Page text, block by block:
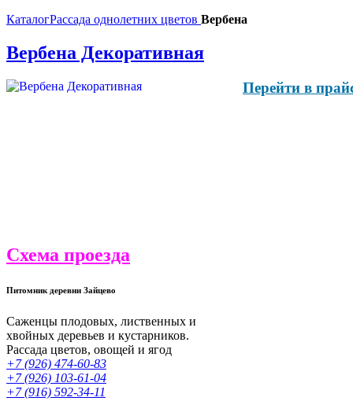
КаталогРассада однолетних цветов Вербена
Вербена Декоративная
Перейти в
Схема проезда
Питомник деревни Зайцево
Саженцы плодовых, лиственных и
хвойных деревьев и кустарников.
Рассада цветов, овощей и ягод
+7 (926) 474-60-83
+7 (926) 103-61-04
+7 (916) 592-34-11